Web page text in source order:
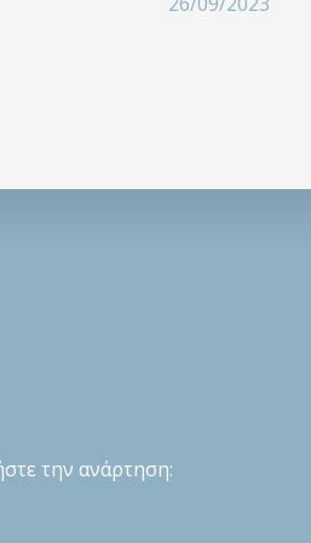
την ανάρτηση: